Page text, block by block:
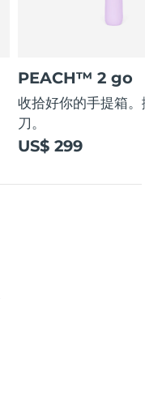
PEACH™ 2 go
收拾好你的手提箱
刀。
US$ 299